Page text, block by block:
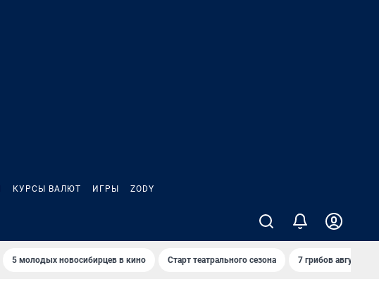
КУРСЫ ВАЛЮТ ИГРЫ ZODY
5 молодых новосибирцев в кино Старт театрального сезона 7 грибов августа